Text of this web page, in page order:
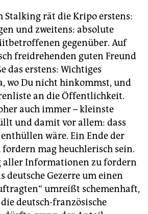
Stalking rät die Kripo erstens:
und zweitens: absolute
gegenüber. Auf
freidrehenden guten Freund
das erstens: Wichtiges
wo Du nicht hinkommst, und
an die Öffentlichkeit.
auch immer – kleinste
und damit vor allem: dass
wäre. Ein Ende der
fordern mag heuchlerisch sein.
aller Informationen zu fordern
deutsche Gezerre um einen
umreißt schemenhaft,
deutsch-französische